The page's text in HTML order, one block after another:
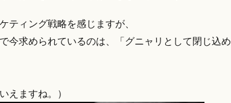
ティング戦略を感じますが、
今求められているのは、「グニャリとして閉じ込め
えますね。）